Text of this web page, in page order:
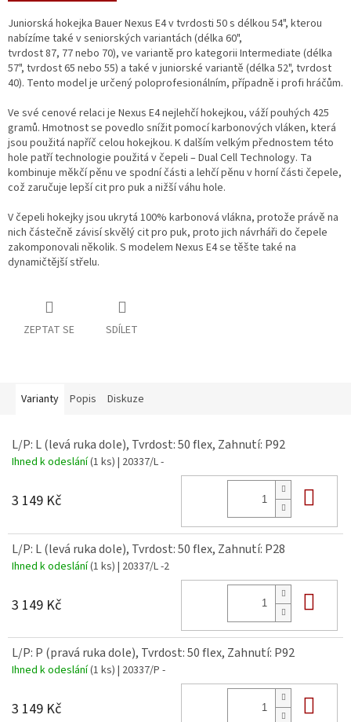
Juniorská hokejka Bauer Nexus E4 v tvrdosti 50 s délkou 54", kterou
nabízíme také v seniorských variantách (délka 60",
tvrdost 87, 77 nebo 70), ve variantě pro kategorii Intermediate (délka
57", tvrdost 65 nebo 55) a také v juniorské variantě (délka 52", tvrdost
40). Tento model je určený poloprofesionálním, případně i profi hráčům.
Ve své cenové relaci je Nexus E4 nejlehčí hokejkou, váží pouhých 425
gramů. Hmotnost se povedlo snížit pomocí karbonových vláken, která
jsou použitá napříč celou hokejkou. K dalším velkým přednostem této
hole patří technologie použitá v čepeli – Dual Cell Technology. Ta
kombinuje měkčí pěnu ve spodní části a lehčí pěnu v horní části čepele,
což zaručuje lepší cit pro puk a nižší váhu hole.
V čepeli hokejky jsou ukrytá 100% karbonová vlákna, protože právě na
nich částečně závisí skvělý cit pro puk, proto jich návrháři do čepele
zakomponovali několik. S modelem Nexus E4 se těšte také na
dynamičtější střelu.
ZEPTAT SE SDÍLET
Varianty Popis Diskuze
L/P: L (levá ruka dole), Tvrdost: 50 flex, Zahnutí: P92
Ihned k odeslání(1 ks) | 20337/L -
3 149 Kč
L/P: L (levá ruka dole), Tvrdost: 50 flex, Zahnutí: P28
Ihned k odeslání(1 ks) | 20337/L -2
3 149 Kč
L/P: P (pravá ruka dole), Tvrdost: 50 flex, Zahnutí: P92
Ihned k odeslání(1 ks) | 20337/P -
3 149 Kč